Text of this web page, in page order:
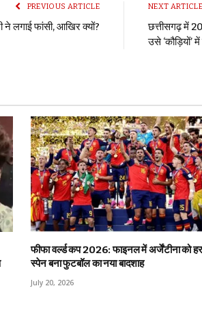
PREVIOUS ARTICLE
ने लगाई फांसी, आखिर क्यों?
NEXT ARTICLE
छत्तीसगढ़ में
उसे ‘कौड़ियों’
फीफा वर्ल्ड कप 2026: फाइनल में अर्जेंटीना को
स्पेन बना फुटबॉल का नया बादशाह
July 20, 2026